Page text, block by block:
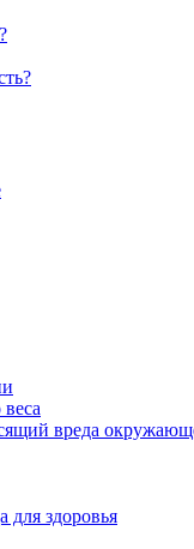
вреда
для здоровья